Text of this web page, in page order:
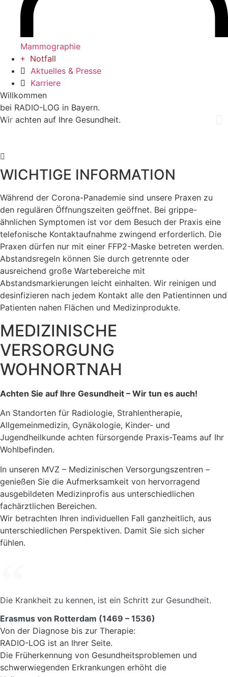
Mammographie
Notfall
Aktuelles & Presse
Karriere
Willkommen
bei RADIO-LOG in Bayern.
Wir achten auf Ihre Gesundheit.
WICHTIGE INFORMATION
Während der Corona-Panademie sind unsere Praxen zu
den regulären Öffnungszeiten geöffnet. Bei grippe-
ähnlichen Symptomen ist vor dem Besuch der Praxis eine
telefonische Kontaktaufnahme zwingend erforderlich. Die
Praxen dürfen nur mit einer FFP2-Maske betreten werden.
Abstandsregeln können Sie durch getrennte oder
ausreichend große Wartebereiche mit
Abstandsmarkierungen leicht einhalten. Wir reinigen und
desinfizieren nach jedem Kontakt alle den Patientinnen und
Patienten nahen Flächen und Medizinprodukte.
MEDIZINISCHE
VERSORGUNG
WOHNORTNAH
Achten Sie auf Ihre Gesundheit – Wir tun es auch!
An Standorten für Radiologie, Strahlentherapie,
Allgemeinmedizin, Gynäkologie, Kinder- und
Jugendheilkunde achten fürsorgende Praxis-Teams auf Ihr
Wohlbefinden.
In unseren MVZ – Medizinischen Versorgungszentren –
genießen Sie die Aufmerksamkeit von hervorragend
ausgebildeten Medizinprofis aus unterschiedlichen
fachärztlichen Bereichen.
Wir betrachten Ihren individuellen Fall ganzheitlich, aus
unterschiedlichen Perspektiven. Damit Sie sich sicher
fühlen.
Die Krankheit zu kennen, ist ein Schritt zur Gesundheit.
Erasmus von Rotterdam (1469 – 1536)
Von der Diagnose bis zur Therapie:
RADIO-LOG ist an Ihrer Seite.
Die Früherkennung von Gesundheitsproblemen und
schwerwiegenden Erkrankungen erhöht die